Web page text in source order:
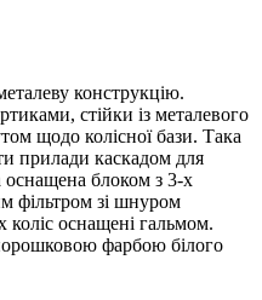
конструкцію.
стійки із металевого
щодо колісної бази. Така
прилади каскадом для
оснащена блоком з 3-х
фільтром зі шнуром
оснащені гальмом.
фарбою білого